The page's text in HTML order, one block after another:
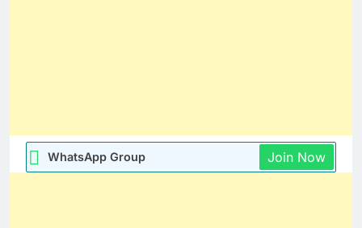
WhatsApp Group Join Now